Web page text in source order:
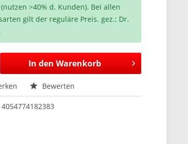
>40% d. Kunden). Bei allen
gilt der reguläre Preis. gez.: Dr.
In den Warenkorb
Bewerten
4054774182383